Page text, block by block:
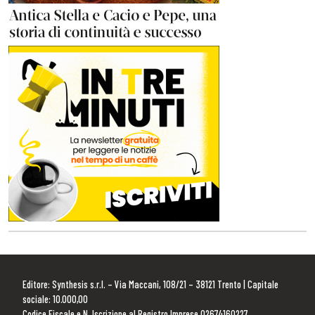
Editore: Synthesis s.r.l. – Via Maccani, 108/21 – 38121 Trento | Capitale
sociale: 10.000,00